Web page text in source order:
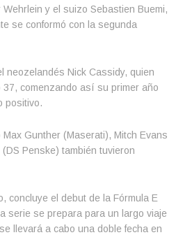
y el suizo Sebastien Buemi,
se conformó con la segunda
neozelandés Nick Cassidy, quien
comenzando así su primer año
positivo.
Gunther (Maserati), Mitch Evans
Penske) también tuvieron
concluye el debut de la Fórmula E
serie se prepara para un largo viaje
llevará a cabo una doble fecha en